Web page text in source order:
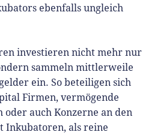
ebenfalls ungleich
investieren nicht mehr nur
sammeln mittlerweile
ein. So beteiligen sich
Firmen, vermögende
auch Konzerne an den
Inkubatoren, als reine